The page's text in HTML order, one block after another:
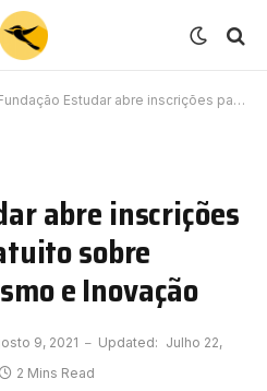
Estudar abre inscrições para evento gratuito sobre Empreendedorismo e Inovação
abre inscrições
sobre
e Inovação
9, 2021 Updated: Julho 22,
2 Mins Read